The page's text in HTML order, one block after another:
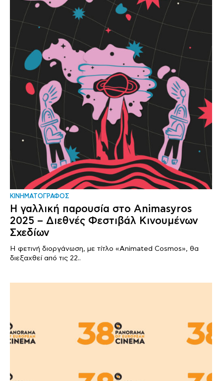
ΚΙΝΗΜΑΤΟΓΡΑΦΟΣ
Η γαλλική παρουσία στο Animasyros
2025 – Διεθνές Φεστιβάλ Κινουμένων
Σχεδίων
Η φετινή διοργάνωση, με τίτλο «Animated Cosmos», θα
διεξαχθεί από τις 22..